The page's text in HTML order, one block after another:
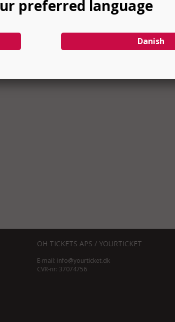
OH TICKETS APS / YOURTICKET
E-mail: info@yourticket.dk
CVR-nr: 37074756